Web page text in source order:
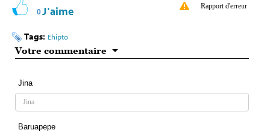
0J'aime Rapport d'erreur
Tags: Ehipto
Votre commentaire
Jina
Baruapepe